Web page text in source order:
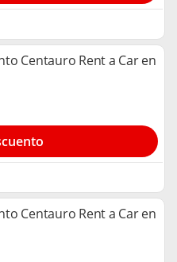
Centauro Rent a Car en
Centauro Rent a Car en